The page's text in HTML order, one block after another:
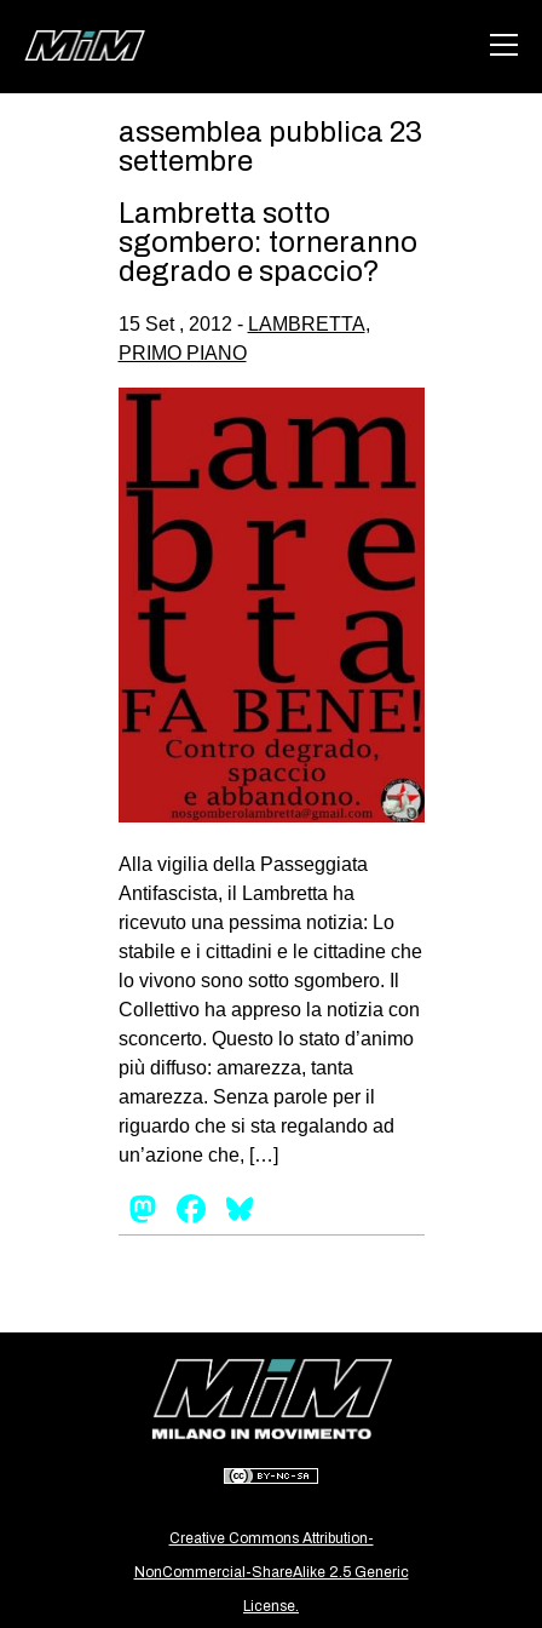
HOME
ABOUT
GAZA FREESTYLE
CSOA LAMBRETTA
MSM
STUDENTI TSUNAMI
MOBILITAZIONI
SPORT POPOLARE
MOVIMENTI
AMBIENTE
ANTIFASCISMO
DIRITTO ALL’ABITARE
GENERI
MIGRAZIONI
PRECARIATO
REPRESSIONE
STUDENTI
CULTURE
ARTE
MANIFESTI
INTERNAZIONALE
AFRICA
ESTREMO ORIENTE
EUROPA
MEDIO ORIENTE
MONDO
assemblea pubblica 23
settembre
Lambretta sotto
sgombero: torneranno
degrado e spaccio?
15 Set , 2012 - LAMBRETTA,
PRIMO PIANO
Alla vigilia della Passeggiata
Antifascista, il Lambretta ha
ricevuto una pessima notizia: Lo
stabile e i cittadini e le cittadine che
lo vivono sono sotto sgombero. Il
Collettivo ha appreso la notizia con
sconcerto. Questo lo stato d’animo
più diffuso: amarezza, tanta
amarezza. Senza parole per il
riguardo che si sta regalando ad
un’azione che, […]
Mastodon
Facebook
Creative Commons Attribution-
NonCommercial-ShareAlike 2.5 Generic
License.